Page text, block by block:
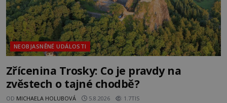
NEOBJASNĚNÉ UDÁLOSTI
Zřícenina Trosky: Co je pravdy na
zvěstech o tajné chodbě?
OD MICHAELA HOLUBOVÁ 5.8.2026 1.7TIS